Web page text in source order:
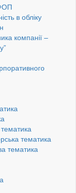
в обліку
компанії –
тематика
тематика